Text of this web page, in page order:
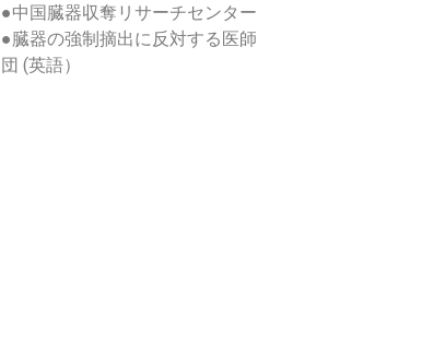
●中国臓器収奪リサーチセンター
●臓器の強制摘出に反対する医師
団 (英語）